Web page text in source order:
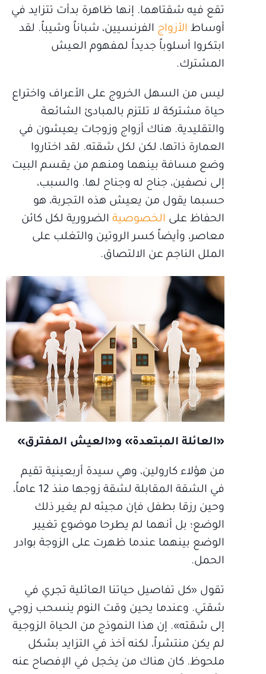
تقع فيه شقتاهما. إنها ظاهرة بدأت تتزايد في
أوساط الأزواج الفرنسيين، شباناً وشيباً. لقد
ابتكروا أسلوباً جديداً لمفهوم العيش
المشترك.
ليس من السهل الخروج على الأعراف واختراع
حياة مشتركة لا تلتزم بالمبادئ الشائعة
والتقليدية. هناك أزواج وزوجات يعيشون في
العمارة ذاتها، لكن لكل شقته. لقد اختاروا
وضع مسافة بينهما ومنهم من يقسم البيت
إلى نصفين، جناح له وجناح لها. والسبب،
حسبما يقول من يعيش هذه التجربة، هو
الحفاظ على الخصوصية الضرورية لكل كائن
معاصر، وأيضاً كسر الروتين والتغلب على
الملل الناجم عن الالتصاق.
«العائلة المبتعدة» و«العيش المفترق»
من هؤلاء كارولين، وهي سيدة أربعينية تقيم
في الشقة المقابلة لشقة زوجها منذ 12 عاماً،
وحين رزقا بطفل فإن مجيئه لم يغير ذلك
الوضع؛ بل أنهما لم يطرحا موضوع تغيير
الوضع بينهما عندما ظهرت على الزوجة بوادر
الحمل.
تقول «كل تفاصيل حياتنا العائلية تجري في
شقتي. وعندما يحين وقت النوم ينسحب زوجي
إلى شقته». إن هذا النموذج من الحياة الزوجية
لم يكن منتشراً، لكنه آخذ في التزايد بشكل
ملحوظ. كان هناك من يخجل في الإفصاح عنه